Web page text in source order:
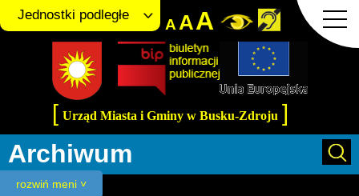
AAA
Jednostki podległe
[ Urząd Miasta i Gminy w Busku-Zdroju ]
rozwiń meni ˅
Archiwum